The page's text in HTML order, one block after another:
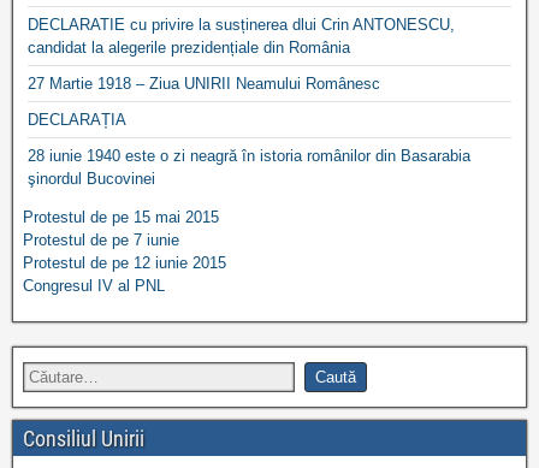
DECLARATIE cu privire la susținerea dlui Crin ANTONESCU,
candidat la alegerile prezidențiale din România
27 Martie 1918 – Ziua UNIRII Neamului Românesc
DECLARAȚIA
28 iunie 1940 este o zi neagră în istoria românilor din Basarabia
şinordul Bucovinei
Protestul de pe 15 mai 2015
Protestul de pe 7 iunie
Protestul de pe 12 iunie 2015
Congresul IV al PNL
Consiliul Unirii